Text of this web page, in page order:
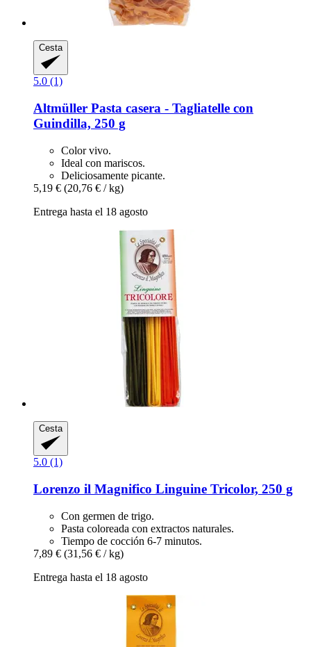
Cesta
5.0 (1)
Altmüller Pasta casera -​ Tagliatelle con
Guindilla, 250 g
Color vivo.
Ideal con mariscos.
Deliciosamente picante.
5,19 € (20,76 € / kg)
Entrega hasta el 18 agosto
Cesta
5.0 (1)
Lorenzo il Magnifico Linguine Tricolor, 250 g
Con germen de trigo.
Pasta coloreada con extractos naturales.
Tiempo de cocción 6-7 minutos.
7,89 € (31,56 € / kg)
Entrega hasta el 18 agosto